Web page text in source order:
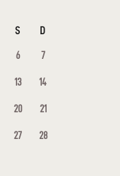
S D
6 7
13 14
20 21
27 28